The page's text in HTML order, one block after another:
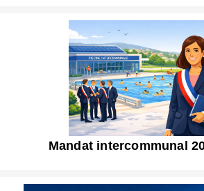
Mandat intercommunal